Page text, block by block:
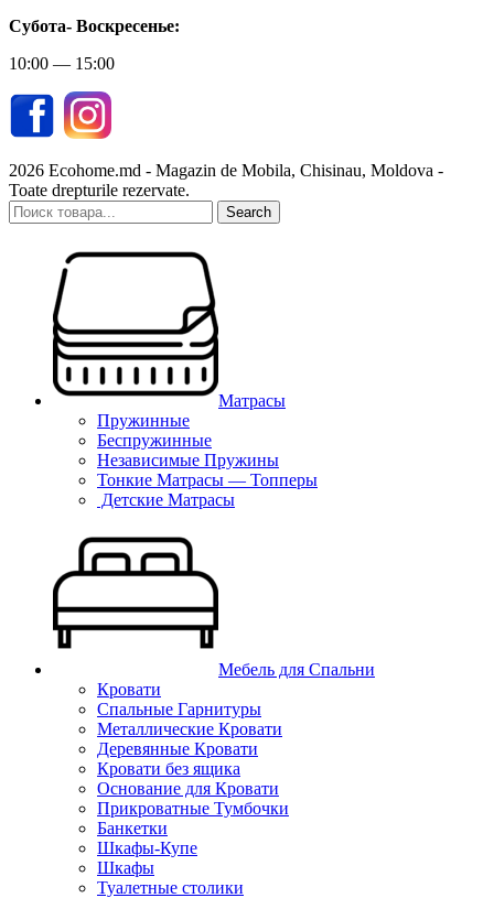
Субота- Воскресенье:
10:00 — 15:00
2026 Ecohome.md - Magazin de Mobila, Chisinau, Moldova -
Toate drepturile rezervate.
Search
Матрасы
Пружинные
Беспружинные
Независимые Пружины
Тонкие Матрасы — Топперы
Детские Матрасы
Мебель для Спальни
Кровати
Спальные Гарнитуры
Металлические Кровати
Деревянные Кровати
Кровати без ящика
Основание для Кровати
Прикроватные Тумбочки
Банкетки
Шкафы-Купе
Шкафы
Туалетные столики